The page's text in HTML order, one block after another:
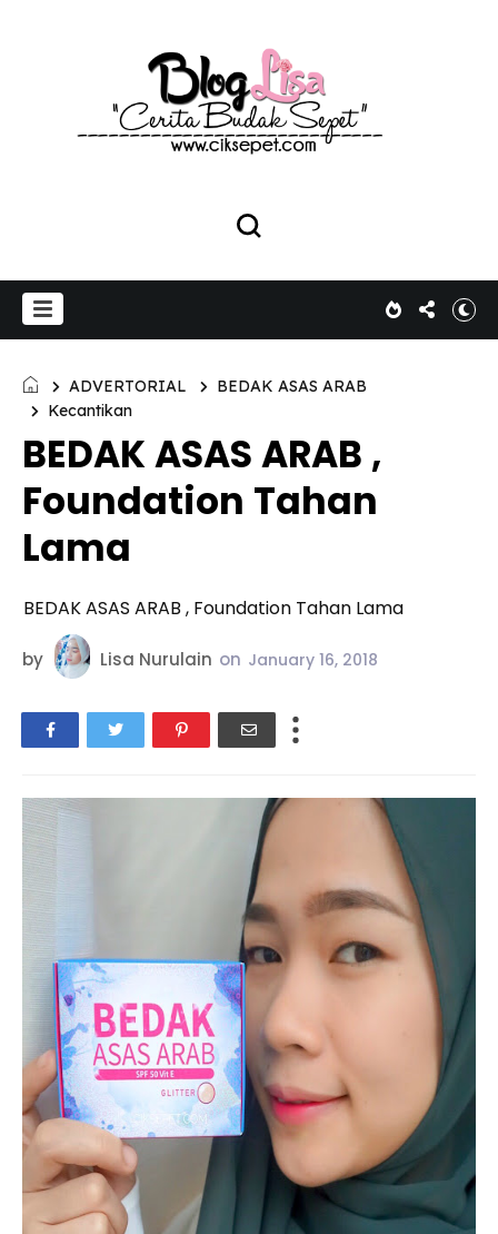
ADVERTORIAL
BEDAK ASAS ARAB
Kecantikan
BEDAK ASAS ARAB ,
Foundation Tahan
Lama
BEDAK ASAS ARAB , Foundation Tahan Lama
by Lisa Nurulain on January 16, 2018